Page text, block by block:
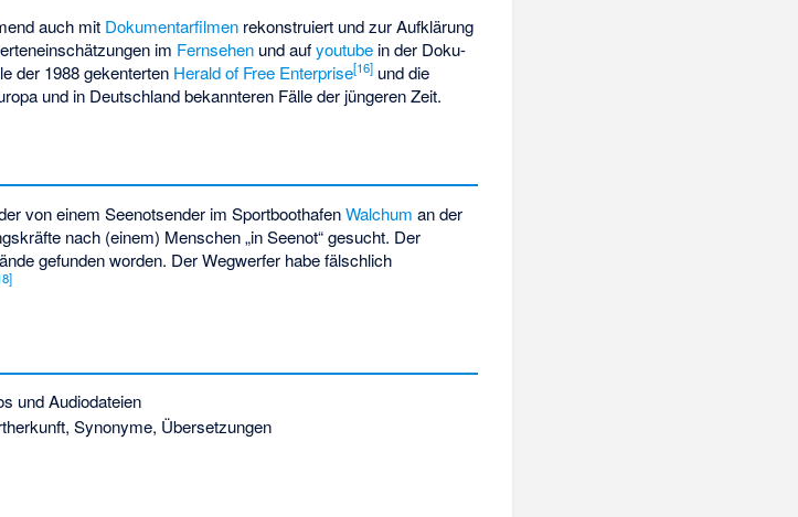
auch mit Dokumentarfilmen rekonstruiert und zur Aufklärung
im Fernsehen und aufyoutube in der Doku-
der 1988 gekenterten Herald of Free Enterprise[16] und die
und in Deutschland bekannteren Fälle der jüngeren Zeit.
von einem Seenotsender im SportboothafenWalchum an der
nach (einem) Menschen „in Seenot“ gesucht. Der
gefunden worden. Der Wegwerfer habe fälschlich
]
und Audiodateien
Synonyme, Übersetzungen